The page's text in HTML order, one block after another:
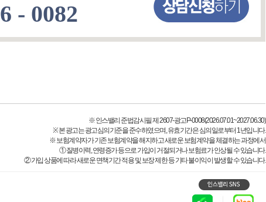
- 0082
※ 인스밸리 준법감시필 제 2607-광고P-0008(2026.07.01~2027.06.30)
※ 본 광고는 광고심의기준을 준수하였으며, 유효기간은 심의일로부터 1년입니다.
※ 보험계약자가 기존 보험계약을 해지하고 새로운 보험계약을 체결하는 과정에서
① 질병이력, 연령증가 등으로 가입이 거절되거나 보험료가 인상될 수 있습니다.
② 가입 상품에 따라 새로운 면책기간 적용 및 보장 제한 등 기타 불이익이 발생할 수 있습니다.